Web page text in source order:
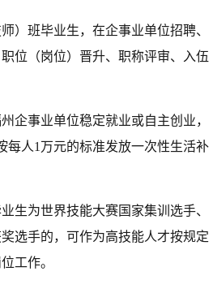
）班毕业生，在企事业单位招聘、
位（岗位）晋升、职称评审、入伍
企事业单位稳定就业或自主创业，
每人1万元的标准发放一次性生活补
生为世界技能大赛国家集训选手、
选手的，可作为高技能人才按规定
工作。